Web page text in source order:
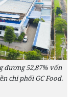
đương 52,87% vốn
chi phối GC Food.